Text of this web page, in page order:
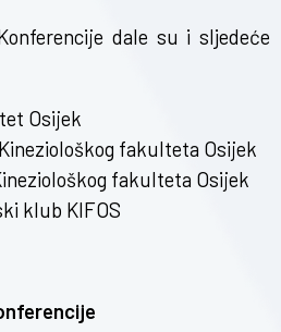
dale su i sljedeće
Osijek
fakulteta Osijek
fakulteta Osijek
klub KIFOS